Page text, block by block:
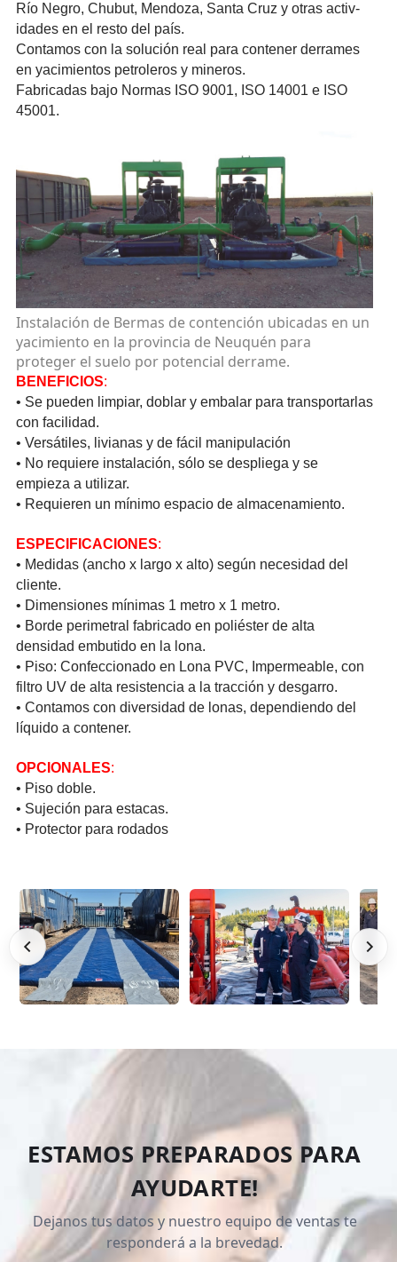
Río Negro, Chubut, Mendoza, Santa Cruz y otras activ­
idade­s en el resto del país.
Contamos con la solución real para contener derrames
en yacim­iento­s petro­leros y mineros.
Fabri­cadas bajo Normas ISO 9001, ISO 14001 e ISO
45001.
Instalación de Bermas de contención ubicadas en un
yacim­iento en la provincia de Neuquén para
proteger el suelo por potencial derrame.
BENEF­ICIOS:
• Se pueden limpiar, doblar y embalar para trans­porta­rlas
con facilidad.
• Versátiles, livianas y de fácil manip­ulación
• No requiere instalación, sólo se despliega y se
empieza a utilizar.
• Requieren un mínimo espacio de almac­enami­ento.
ESPEC­IFICA­CIONE­S:
• Medidas (ancho x largo x alto) según necesidad del
cliente.
• Dimen­sione­s mínimas 1 metro x 1 metro.
• Borde perim­etral fabricado en poliéster de alta
densidad embutido en la lona.
• Piso: Confe­ccion­ado en Lona PVC, Imper­meabl­e, con
filtro UV de alta resis­tenci­a a la tracción y desgarro.
• Contamos con diver­sidad de lonas, depen­diend­o del
líquido a contener.
OPCIO­NALES:
• Piso doble.
• Sujeción para estacas.
• Protector para rodados
ESTAMOS PREPARADOS PARA
AYUDARTE!
Dejanos tus datos y nuestro equipo de ventas te
responderá a la brevedad.